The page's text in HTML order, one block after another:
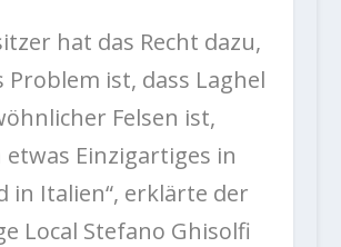
hat das Recht dazu,
Problem ist, dass Laghel
Felsen ist,
Einzigartiges in
in Italien“, erklärte der
Local Stefano Ghisolfi